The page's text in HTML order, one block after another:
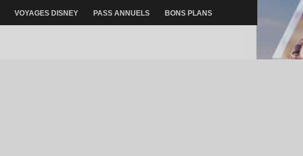
VOYAGES DISNEY PASS ANNUELS BONS PLANS